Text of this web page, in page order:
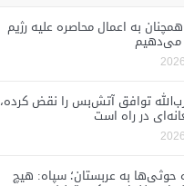
به اعمال محاصره علیه رژیم
می‌دهیم
توافق آتش‌بس را نقض کرده،
در راه است
حوثی‌ها به عربستان؛ سپاه: هیچ